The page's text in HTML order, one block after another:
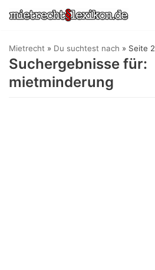
Zum
springen
Mietrecht » Du suchtest nach » Seite 2
Suchergebnisse für:
mietminderung